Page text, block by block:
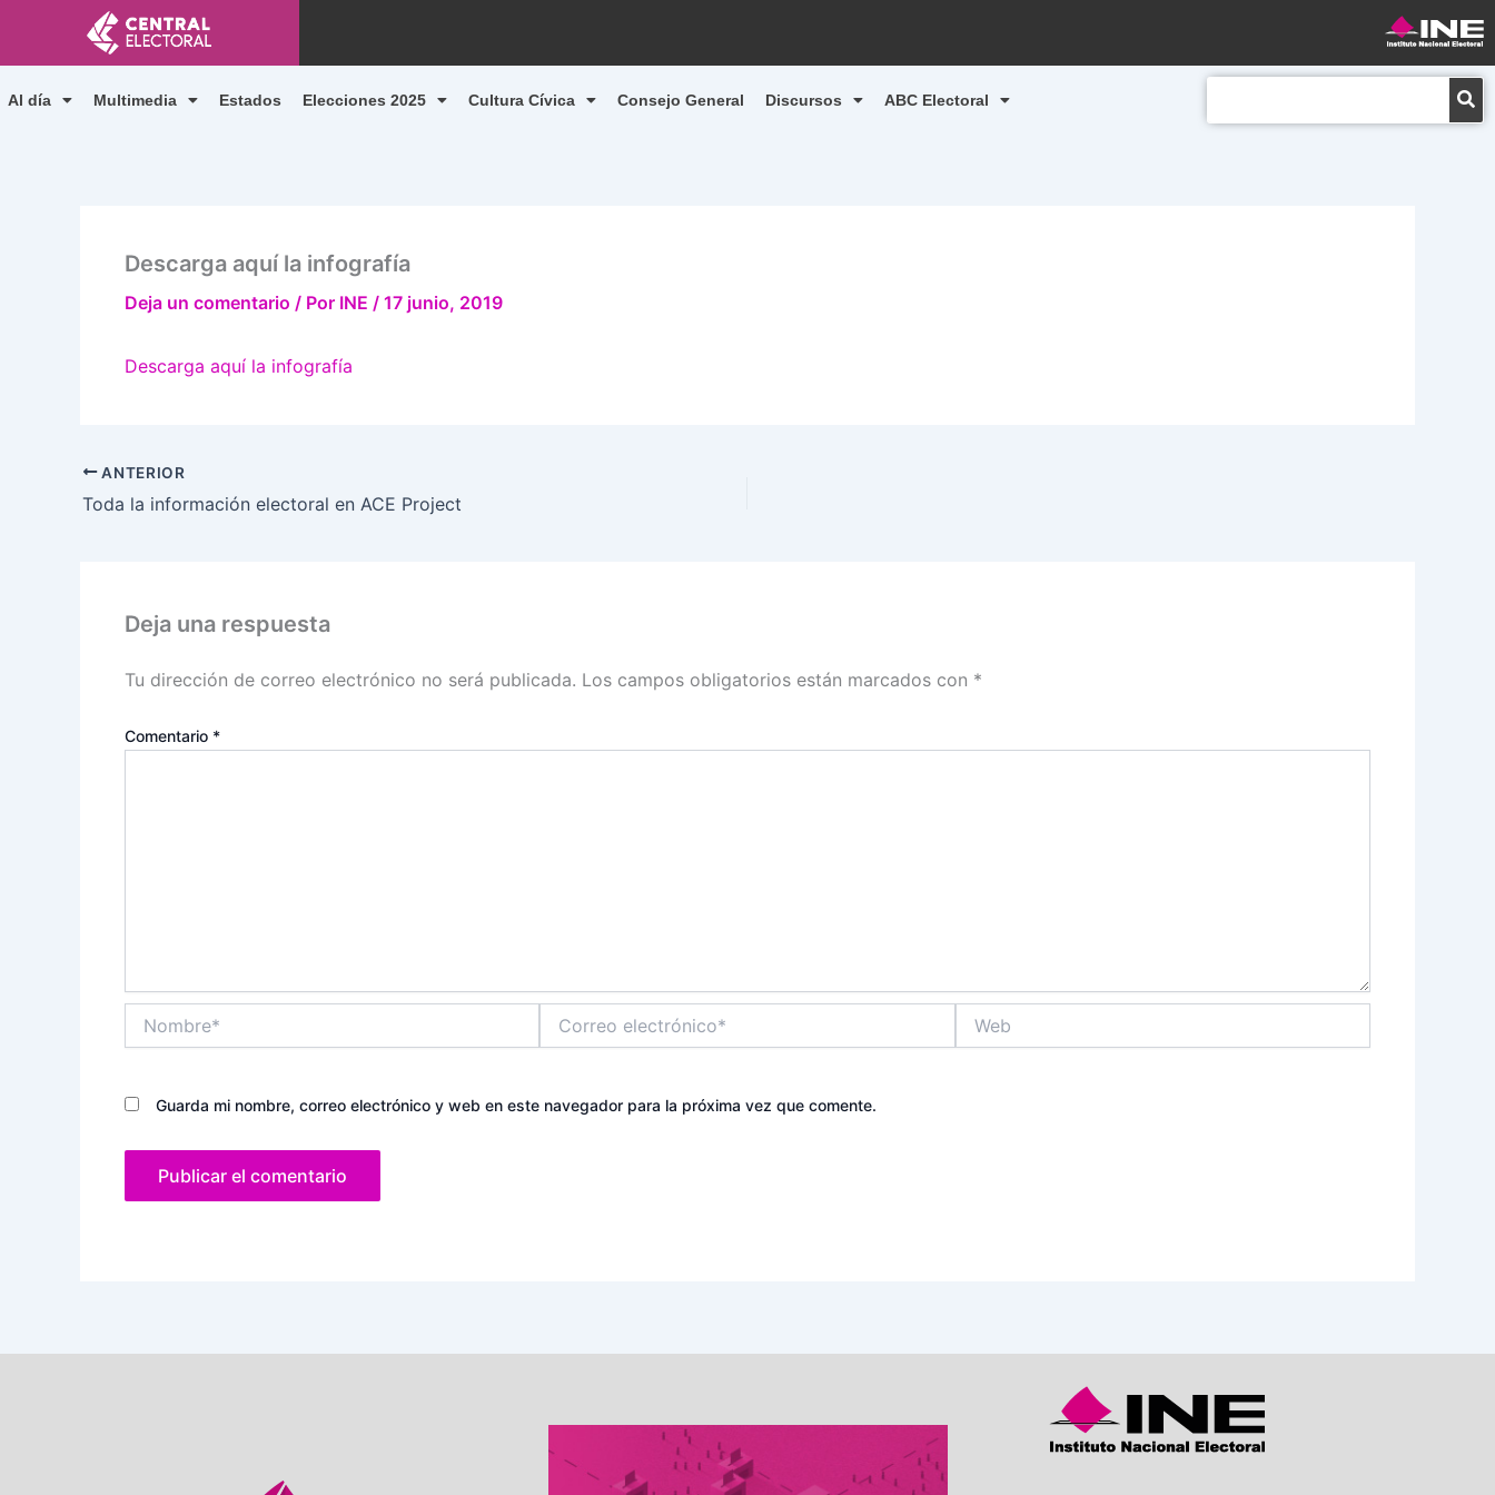
contenido
Al día Multimedia Estados Elecciones 2025 Cultura Cívica Consejo General Discursos ABC Electoral
Descarga aquí la infografía
Deja un comentario / Por INE / 17 junio, 2019
Descarga aquí la infografía
ANTERIOR
Toda la información electoral en ACE Project
Deja una respuesta
Tu dirección de correo electrónico no será publicada. Los campos obligatorios están marcados con *
Comentario *
electrónico*
Guarda mi nombre, correo electrónico y web en este navegador para la próxima vez que comente.